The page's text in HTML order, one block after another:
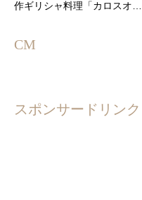
作ギリシャ料理「カロスオ…
CM
スポンサードリンク